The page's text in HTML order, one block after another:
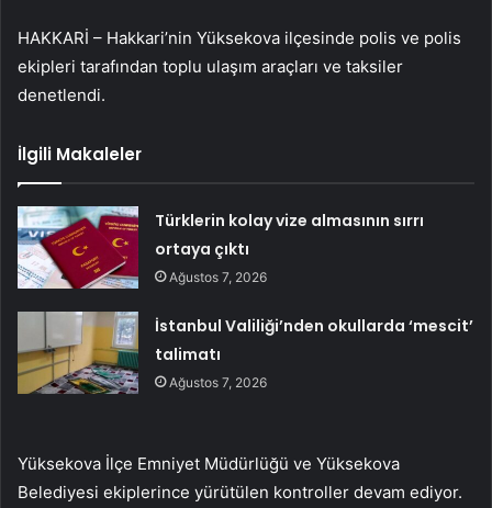
HAKKARİ – Hakkari’nin Yüksekova ilçesinde polis ve polis
ekipleri tarafından toplu ulaşım araçları ve taksiler
denetlendi.
İlgili Makaleler
Türklerin kolay vize almasının sırrı
ortaya çıktı
Ağustos 7, 2026
İstanbul Valiliği’nden okullarda ‘mescit’
talimatı
Ağustos 7, 2026
Yüksekova İlçe Emniyet Müdürlüğü ve Yüksekova
Belediyesi ekiplerince yürütülen kontroller devam ediyor.